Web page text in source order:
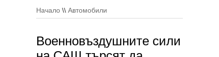
Начало \\ Автомобили
Военновъздушните сили